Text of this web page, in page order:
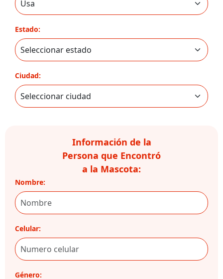
Estado:
Ciudad:
Información de la
Persona que Encontró
a la Mascota:
Nombre:
Celular:
Género: